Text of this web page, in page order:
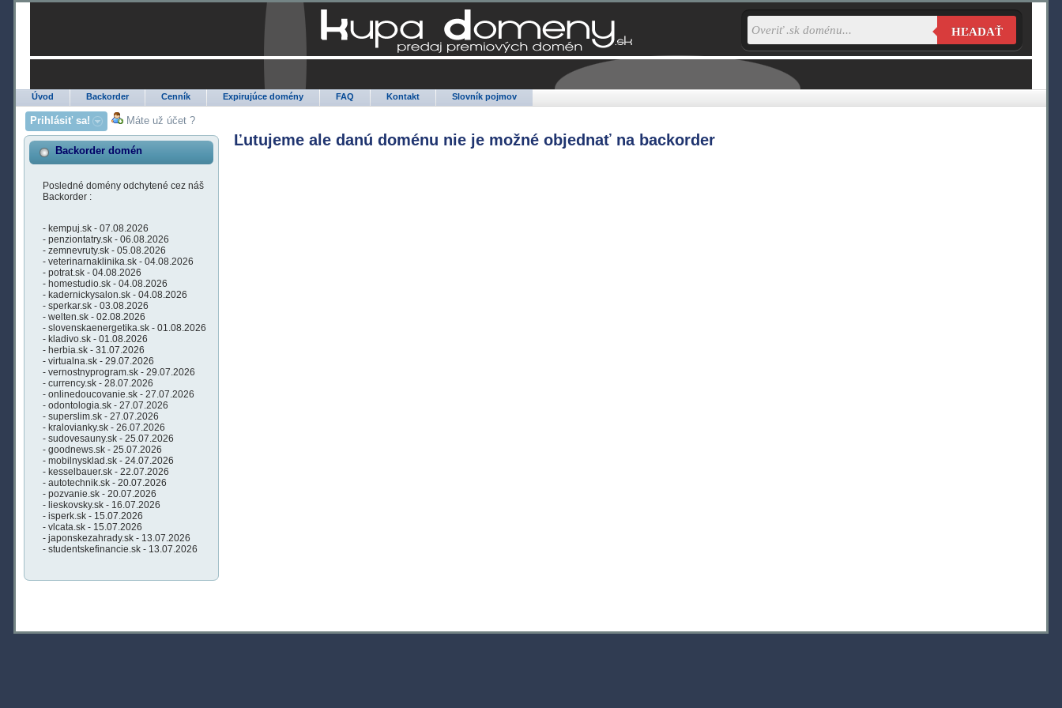
Úvod Backorder Cenník Expirujúce domény FAQ Kontakt Slovník pojmov
HĽADAŤ
Prihlásiť sa! Máte už účet ?
Backorder domén
Posledné domény odchytené cez náš
Backorder :
- kempuj.sk - 07.08.2026
- penziontatry.sk - 06.08.2026
- zemnevruty.sk - 05.08.2026
- veterinarnaklinika.sk - 04.08.2026
- potrat.sk - 04.08.2026
- homestudio.sk - 04.08.2026
- kadernickysalon.sk - 04.08.2026
- sperkar.sk - 03.08.2026
- welten.sk - 02.08.2026
- slovenskaenergetika.sk - 01.08.2026
- kladivo.sk - 01.08.2026
- herbia.sk - 31.07.2026
- virtualna.sk - 29.07.2026
- vernostnyprogram.sk - 29.07.2026
- currency.sk - 28.07.2026
- onlinedoucovanie.sk - 27.07.2026
- odontologia.sk - 27.07.2026
- superslim.sk - 27.07.2026
- kralovianky.sk - 26.07.2026
- sudovesauny.sk - 25.07.2026
- goodnews.sk - 25.07.2026
- mobilnysklad.sk - 24.07.2026
- kesselbauer.sk - 22.07.2026
- autotechnik.sk - 20.07.2026
- pozvanie.sk - 20.07.2026
- lieskovsky.sk - 16.07.2026
- isperk.sk - 15.07.2026
- vlcata.sk - 15.07.2026
- japonskezahrady.sk - 13.07.2026
- studentskefinancie.sk - 13.07.2026
Ľutujeme ale danú doménu nie je možné objednať na backorder